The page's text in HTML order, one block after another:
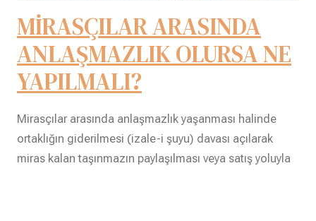
MİRASÇILAR ARASINDA
ANLAŞMAZLIK OLURSA NE
YAPILMALI?
Mirasçılar arasında anlaşmazlık yaşanması halinde
ortaklığın giderilmesi (izale-i şuyu) davası açılarak
miras kalan taşınmazın paylaşılması veya satış yoluyla